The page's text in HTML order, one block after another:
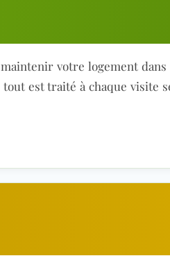
votre logement
est traité à chaque visite